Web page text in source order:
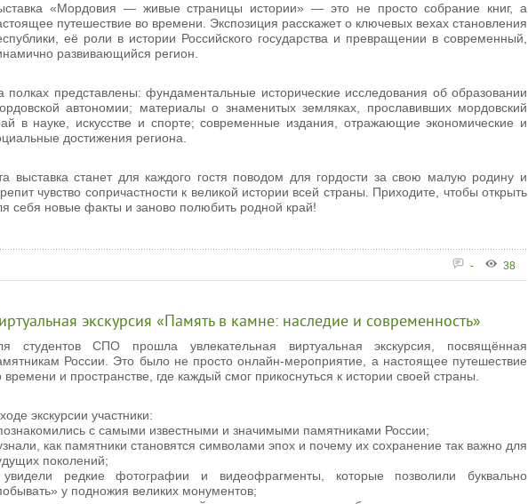
«Мордовия — живые страницы истории» — это не просто собрание книг, а
путешествие во времени. Экспозиция расскажет о ключевых вехах становления
её роли в истории Российского государства и превращении в современный,
развивающийся регион.
полках представлены: фундаментальные исторические исследования об образовании
автономии; материалы о знаменитых земляках, прославивших мордовский
в науке, искусстве и спорте; современные издания, отражающие экономические и
достижения региона.
выставка станет для каждого гостя поводом для гордости за свою малую родину и
чувство сопричастности к великой истории всей страны. Приходите, чтобы открыть
себя новые факты и заново полюбить родной край!
- 38
экскурсия «Память в камне: наследие и современность»
студентов СПО прошла увлекательная виртуальная экскурсия, посвящённая
России. Это было не просто онлайн-мероприятие, а настоящее путешествие
времени и пространстве, где каждый смог прикоснуться к истории своей страны.
экскурсии участники:
с самыми известными и значимыми памятниками России;
как памятники становятся символами эпох и почему их сохранение так важно для
поколений;
редкие фотографии и видеофрагменты, которые позволили буквально
у подножия великих монументов;